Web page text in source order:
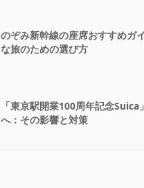
のぞみ新幹線の座席おすすめガ
な旅のための選び方
「東京駅開業100周年記念Suica
へ：その影響と対策